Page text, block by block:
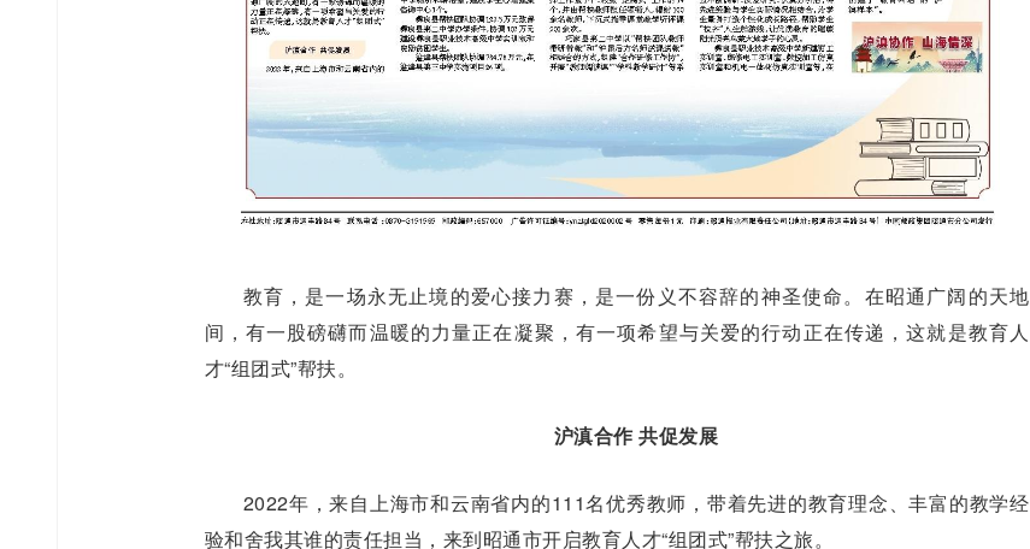
教育，是一场永无止境的爱心接力赛，是一份义不容辞的神圣使命。在昭通广阔的天地
间，有一股磅礴而温暖的力量正在凝聚，有一项希望与关爱的行动正在传递，这就是教育人
才“组团式”帮扶。
沪滇合作 共促发展
2022年，来自上海市和云南省内的111名优秀教师，带着先进的教育理念、丰富的教学经
验和舍我其谁的责任担当，来到昭通市开启教育人才“组团式”帮扶之旅。